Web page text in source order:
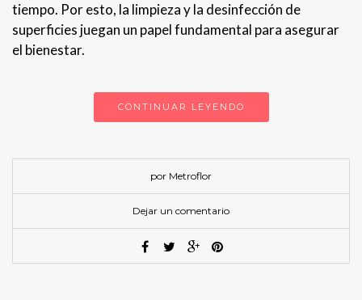
tiempo. Por esto, la limpieza y la desinfección de
superficies juegan un papel fundamental para asegurar
el bienestar.
CONTINUAR LEYENDO
por Metroflor
Dejar un comentario